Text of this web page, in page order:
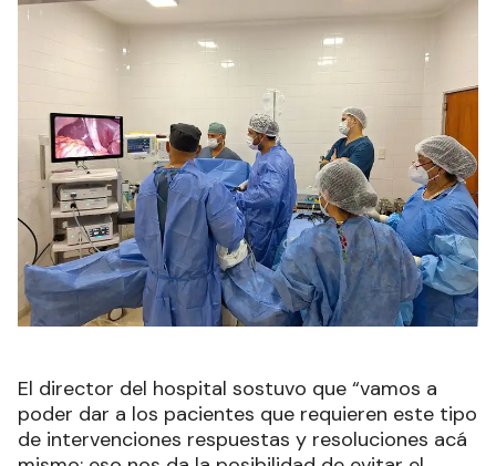
El director del hospital sostuvo que “vamos a
poder dar a los pacientes que requieren este tipo
de intervenciones respuestas y resoluciones acá